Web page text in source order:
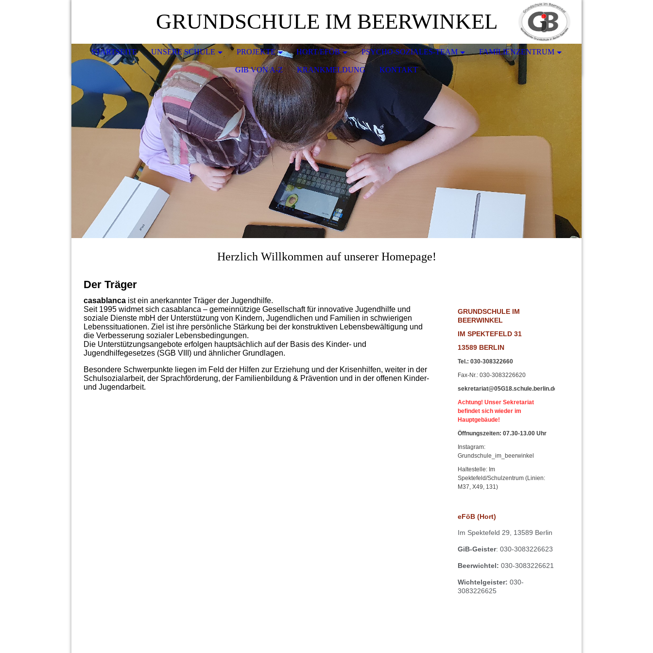
GRUNDSCHULE IM BEERWINKEL
STARTSEITE UNSERE SCHULE PROJEKTE HORT/EFÖB PSYCHO-SOZIALES-TEAM FAMILIENZENTRUM
GIB VON A-Z KRANKMELDUNG KONTAKT
Herzlich Willkommen auf unserer Homepage!
Der Träger
casablanca ist ein anerkannter Träger der Jugendhilfe.
Seit 1995 widmet sich casablanca – gemeinnützige Gesellschaft für innovative Jugendhilfe und
soziale Dienste mbH der Unterstützung von Kindern, Jugendlichen und Familien in schwierigen
Lebenssituationen. Ziel ist ihre persönliche Stärkung bei der konstruktiven Lebensbewältigung und
die Verbesserung sozialer Lebensbedingungen.
Die Unterstützungsangebote erfolgen hauptsächlich auf der Basis des Kinder- und
Jugendhilfegesetzes (SGB VIII) und ähnlicher Grundlagen.
Besondere Schwerpunkte liegen im Feld der Hilfen zur Erziehung und der Krisenhilfen, weiter in der
Schulsozialarbeit, der Sprachförderung, der Familienbildung & Prävention und in der offenen Kinder-
und Jugendarbeit.
GRUNDSCHULE IM
BEERWINKEL
IM SPEKTEFELD 31
13589 BERLIN
Tel.: 030-308322660
Fax-Nr.: 030-3083226620
sekretariat@05G18.schule.berlin.de
Achtung! Unser Sekretariat
befindet sich wieder im
Hauptgebäude!
Öffnungszeiten: 07.30-13.00 Uhr
Instagram:
Grundschule_im_beerwinkel
Haltestelle: Im
Spektefeld/Schulzentrum (Linien:
M37, X49, 131)
eFöB (Hort)
Im Spektefeld 29, 13589 Berlin
GiB-Geister: 030-3083226623
Beerwichtel: 030-3083226621
Wichtelgeister: 030-
3083226625